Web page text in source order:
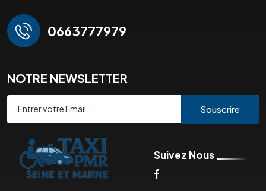
0663777979
NOTRE NEWSLETTER
Souscrire
Suivez Nous